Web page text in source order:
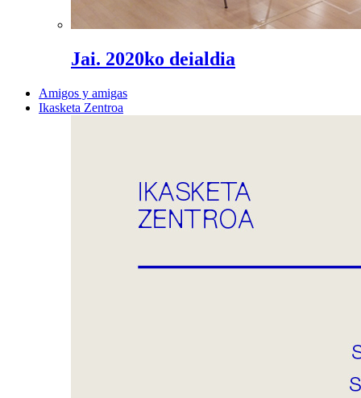
Jai. 2020ko deialdia
Amigos y amigas
Ikasketa Zentroa